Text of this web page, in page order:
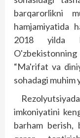
barqarorlikni
hamjamiyatida
2018 yilda
“Ma'rifat va
sohadagi muhim
imkoniyatini
barham berish,